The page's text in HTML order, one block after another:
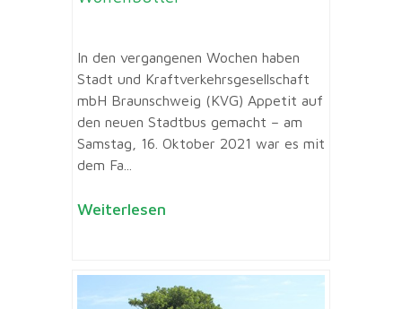
In den vergangenen Wochen haben
Stadt und Kraftverkehrsgesellschaft
mbH Braunschweig (KVG) Appetit auf
den neuen Stadtbus gemacht – am
Samstag, 16. Oktober 2021 war es mit
dem Fa...
Weiterlesen